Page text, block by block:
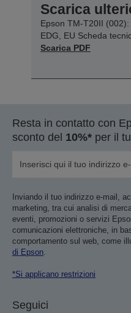
Scarica
Epson TM-T20II (002):
EDG, EU Scheda
Scarica PDF
Resta in contatto con
sconto del 10%* per il
Inviando il tuo indirizzo e-mail,
marketing, tra cui analisi di
eventi, promozioni o servizi
comunicazioni elettroniche, in
comportamento sul web, come
di Epson
*Si applicano restrizioni
Seguici